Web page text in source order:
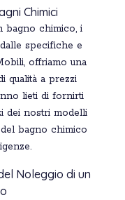
Chimici
bagno chimico, i
specifiche e
offriamo una
qualità a prezzi
lieti di fornirti
dei nostri modelli
bagno chimico
Noleggio di un